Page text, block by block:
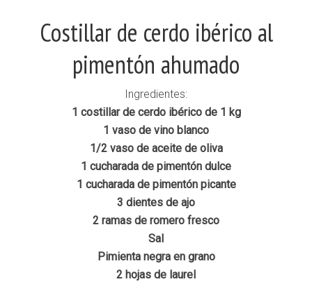
Costillar de cerdo ibérico al
pimentón ahumado
Ingredientes:
1 costillar de cerdo ibérico de 1 kg
1 vaso de vino blanco
1/2 vaso de aceite de oliva
1 cucharada de pimentón dulce
1 cucharada de pimentón picante
3 dientes de ajo
2 ramas de romero fresco
Sal
Pimienta negra en grano
2 hojas de laurel